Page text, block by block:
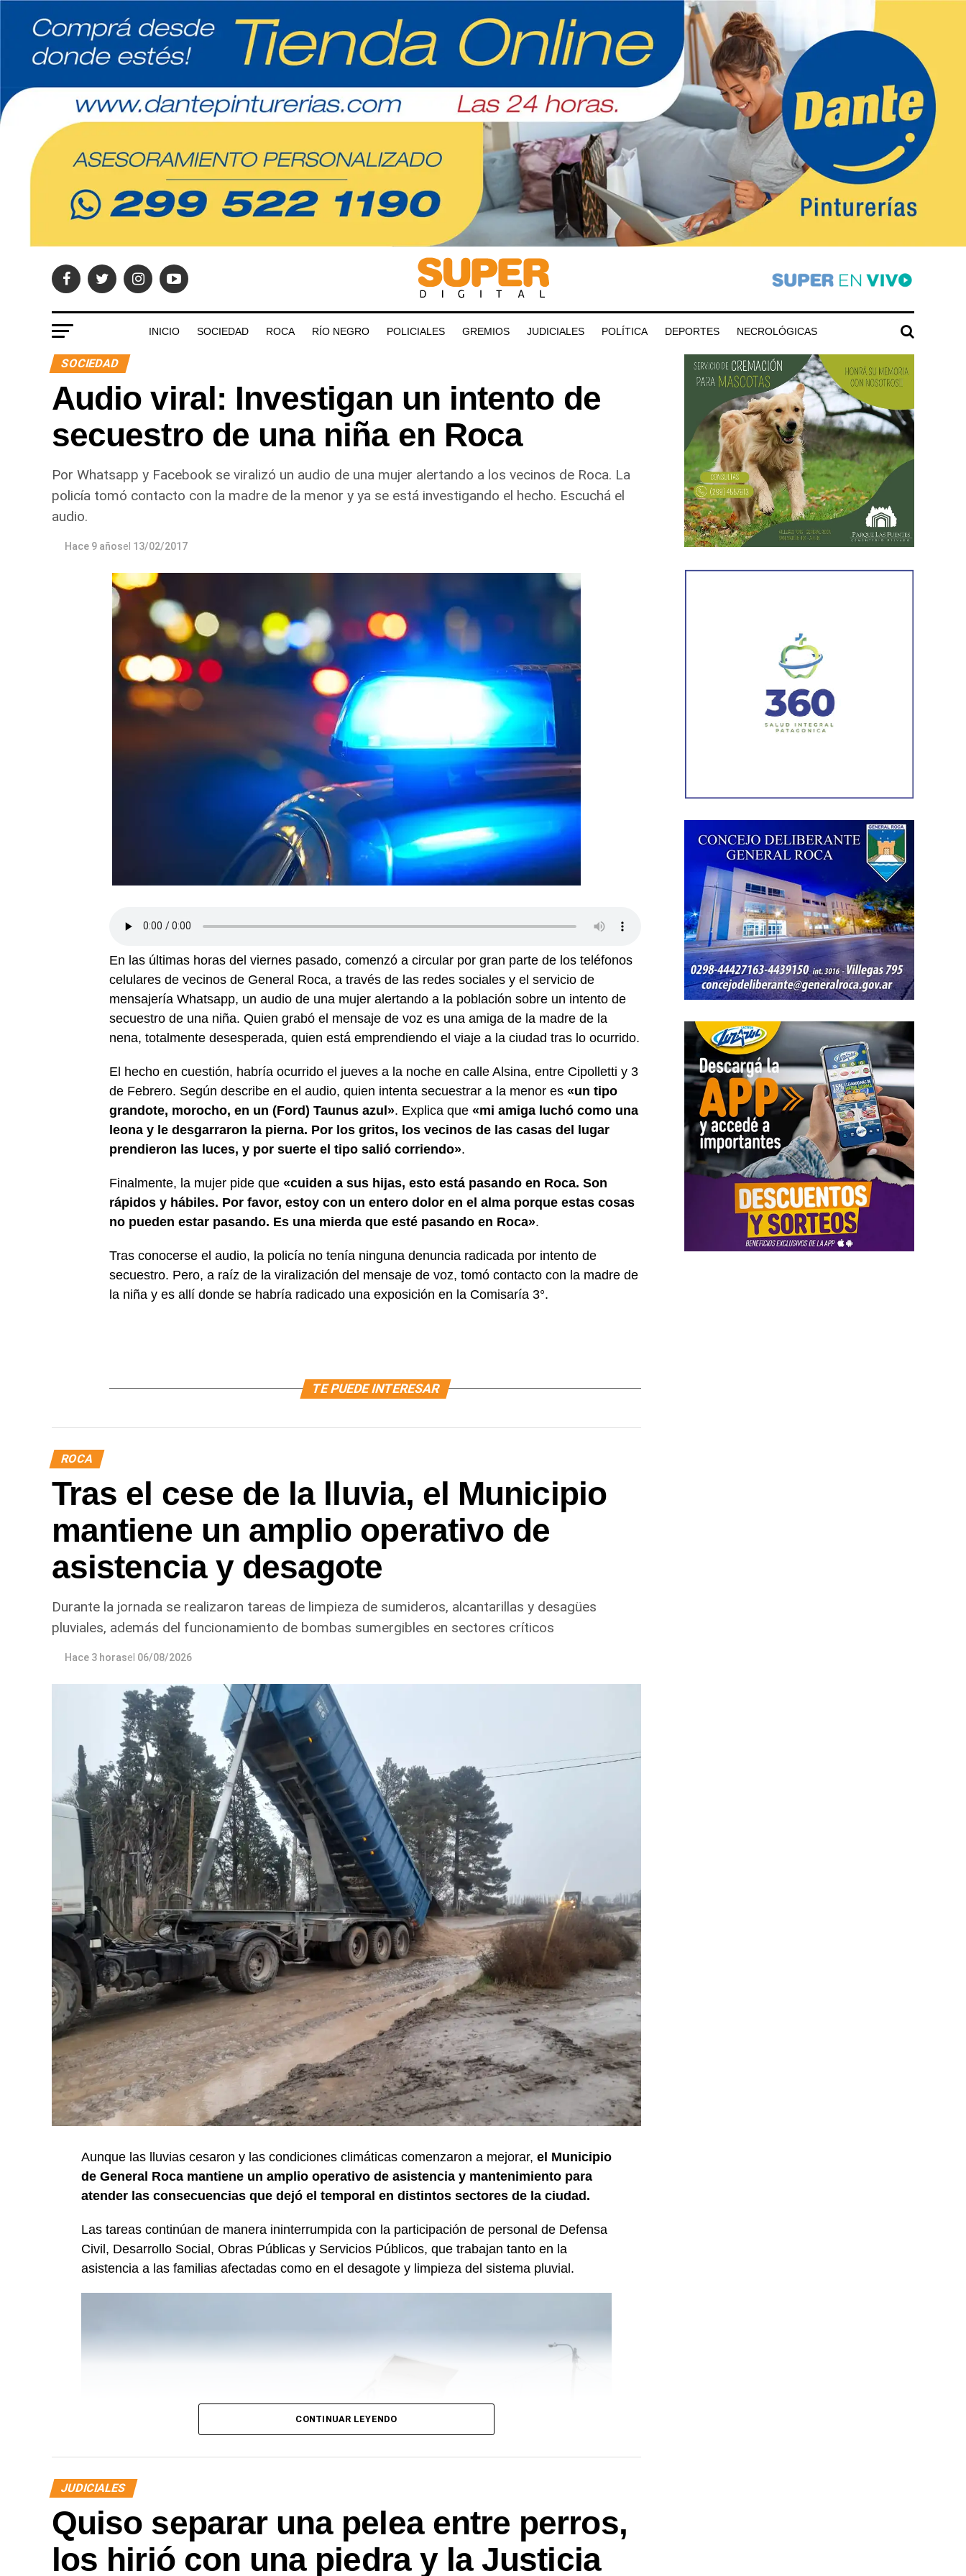
INICIO SOCIEDAD ROCA RÍO NEGRO POLICIALES GREMIOS JUDICIALES POLÍTICA DEPORTES NECROLÓGICAS
SOCIEDAD
Audio viral: Investigan un intento de
secuestro de una niña en Roca
Por Whatsapp y Facebook se viralizó un audio de una mujer alertando a los vecinos de Roca. La
policía tomó contacto con la madre de la menor y ya se está investigando el hecho. Escuchá el
audio.
Hace 9 añosel 13/02/2017
En las últimas horas del viernes pasado, comenzó a circular por gran parte de los teléfonos
celulares de vecinos de General Roca, a través de las redes sociales y el servicio de
mensajería Whatsapp, un audio de una mujer alertando a la población sobre un intento de
secuestro de una niña. Quien grabó el mensaje de voz es una amiga de la madre de la
nena, totalmente desesperada, quien está emprendiendo el viaje a la ciudad tras lo ocurrido.
El hecho en cuestión, habría ocurrido el jueves a la noche en calle Alsina, entre Cipolletti y 3
de Febrero. Según describe en el audio, quien intenta secuestrar a la menor es «un tipo
grandote, morocho, en un (Ford) Taunus azul». Explica que «mi amiga luchó como una
leona y le desgarraron la pierna. Por los gritos, los vecinos de las casas del lugar
prendieron las luces, y por suerte el tipo salió corriendo».
Finalmente, la mujer pide que «cuiden a sus hijas, esto está pasando en Roca. Son
rápidos y hábiles. Por favor, estoy con un entero dolor en el alma porque estas cosas
no pueden estar pasando. Es una mierda que esté pasando en Roca».
Tras conocerse el audio, la policía no tenía ninguna denuncia radicada por intento de
secuestro. Pero, a raíz de la viralización del mensaje de voz, tomó contacto con la madre de
la niña y es allí donde se habría radicado una exposición en la Comisaría 3°.
TE PUEDE INTERESAR
ROCA
Tras el cese de la lluvia, el Municipio
mantiene un amplio operativo de
asistencia y desagote
Durante la jornada se realizaron tareas de limpieza de sumideros, alcantarillas y desagües
pluviales, además del funcionamiento de bombas sumergibles en sectores críticos
Hace 3 horasel 06/08/2026
Aunque las lluvias cesaron y las condiciones climáticas comenzaron a mejorar, el Municipio
de General Roca mantiene un amplio operativo de asistencia y mantenimiento para
atender las consecuencias que dejó el temporal en distintos sectores de la ciudad.
Las tareas continúan de manera ininterrumpida con la participación de personal de Defensa
Civil, Desarrollo Social, Obras Públicas y Servicios Públicos, que trabajan tanto en la
asistencia a las familias afectadas como en el desagote y limpieza del sistema pluvial.
CONTINUAR LEYENDO
JUDICIALES
Quiso separar una pelea entre perros,
los hirió con una piedra y la Justicia